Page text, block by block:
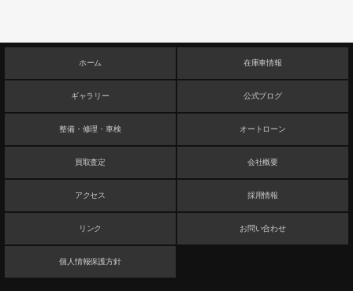
ホーム 在庫車情報
ギャラリー 公式ブログ
整備・修理・車検 オートローン
買取査定 会社概要
アクセス 採用情報
リンク お問い合わせ
個人情報保護方針